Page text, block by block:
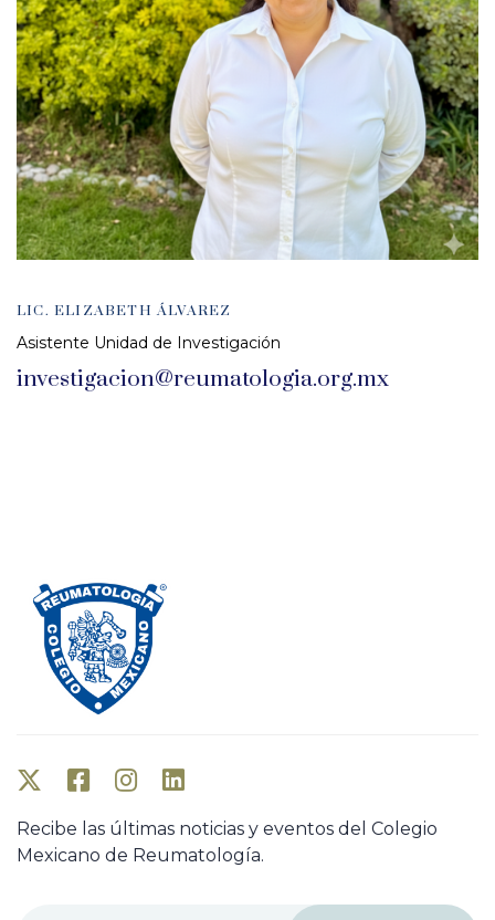
LIC. ELIZABETH ÁLVAREZ
Asistente Unidad de Investigación
investigacion@reumatologia.org.mx
Recibe las últimas noticias y eventos del Colegio
Mexicano de Reumatología.